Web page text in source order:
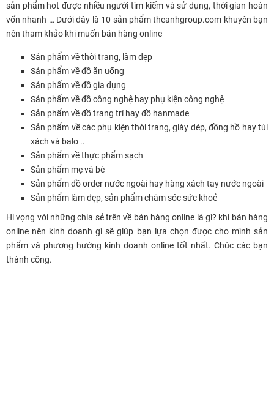
sản phẩm hot được nhiều người tìm kiếm và sử dụng, thời gian hoàn
vốn nhanh … Dưới đây là 10 sản phẩm theanhgroup.com khuyên bạn
nên tham khảo khi muốn bán hàng online
Sản phẩm về thời trang, làm đẹp
Sản phẩm về đồ ăn uống
Sản phẩm về đồ gia dụng
Sản phẩm về đồ công nghệ hay phụ kiện công nghệ
Sản phẩm về đồ trang trí hay đồ hanmade
Sản phẩm về các phụ kiện thời trang, giày dép, đồng hồ hay túi
xách và balo ..
Sản phẩm về thực phẩm sạch
Sản phẩm mẹ và bé
Sản phẩm đồ order nước ngoài hay hàng xách tay nước ngoài
Sản phẩm làm đẹp, sản phẩm chăm sóc sức khoẻ
Hi vọng với những chia sẻ trên về bán hàng online là gì? khi bán hàng
online nên kinh doanh gì sẽ giúp bạn lựa chọn được cho mình sản
phẩm và phương hướng kinh doanh online tốt nhất. Chúc các bạn
thành công.